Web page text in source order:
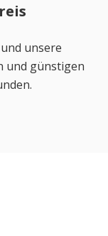
unsere
und günstigen